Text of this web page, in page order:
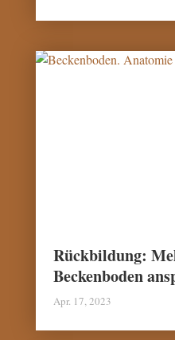
Rückbildung:
Beckenboden
Apr. 17, 2023